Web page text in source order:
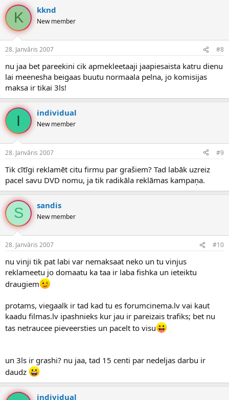
K kknd
New member
28. Janvāris 2007 #8
nu jaa bet pareekini cik apmekleetaaji jaapiesaista katru dienu
lai meenesha beigaas buutu normaala pelna, jo komisijas
maksa ir tikai 3ls!
I individual
New member
28. Janvāris 2007 #9
Tik cītīgi reklamēt citu firmu par grašiem? Tad labāk uzreiz
pacel savu DVD nomu, ja tik radikāla reklāmas kampaņa.
S sandis
New member
28. Janvāris 2007 #10
nu vinji tik pat labi var nemaksaat neko un tu vinjus
reklameetu jo domaatu ka taa ir laba fishka un ieteiktu
draugiem
protams, viegaalk ir tad kad tu es forumcinema.lv vai kaut
kaadu filmas.lv ipashnieks kur jau ir pareizais trafiks; bet nu
tas netraucee pieveersties un pacelt to visu
un 3ls ir grashi? nu jaa, tad 15 centi par nedeljas darbu ir
daudz
individual